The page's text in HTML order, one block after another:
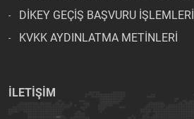
DİKEY GEÇİŞ BAŞVURU İŞLEMLERİ
KVKK AYDINLATMA METİNLERİ
İLETİŞİM